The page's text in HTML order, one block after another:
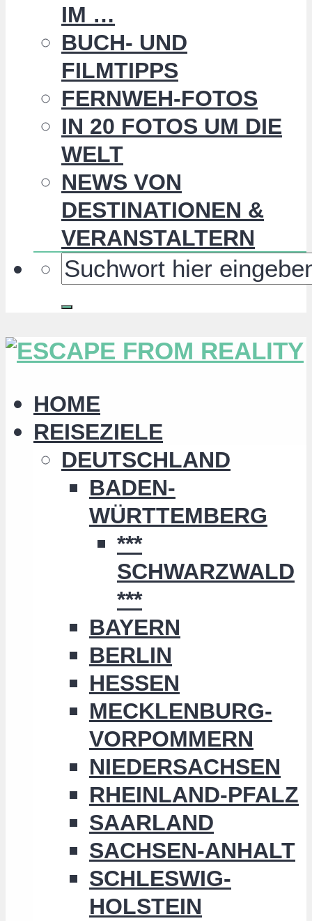
IM …
BUCH- UND
FILMTIPPS
FERNWEH-FOTOS
IN 20 FOTOS UM DIE
WELT
NEWS VON
DESTINATIONEN &
VERANSTALTERN
HOME
REISEZIELE
DEUTSCHLAND
BADEN-
WÜRTTEMBERG
***
SCHWARZWALD
***
BAYERN
BERLIN
HESSEN
MECKLENBURG-
VORPOMMERN
NIEDERSACHSEN
RHEINLAND-PFALZ
SAARLAND
SACHSEN-ANHALT
SCHLESWIG-
HOLSTEIN